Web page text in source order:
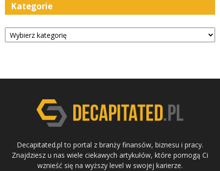
Kategorie
Kategorie
Decapitated.pl to portal z branży finansów, biznesu i pracy.
Znajdziesz u nas wiele ciekawych artykułów, które pomogą Ci
wznieść się na wyższy level w swojej karierze.